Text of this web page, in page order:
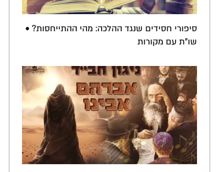
סיפורי חסידים שנגד ההלכה: מהי ההתייחסות? •
שו"ת עם מקורות